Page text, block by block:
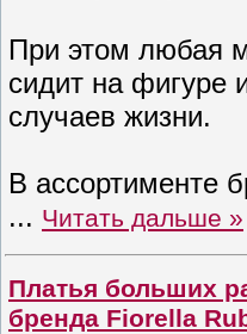
При этом любая
сидит на фигуре
случаев жизни.
В ассортименте
... Читать дальше »
Платья больших
бренда Fiorella